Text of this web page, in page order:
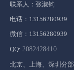
联系人：张淑钧
电话：13156280939
微信：13156280939
QQ: 2082428410
北京、上海、深圳分部